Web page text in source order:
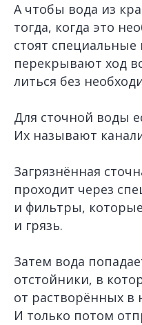
А чтобы вода из
тогда, когда это
стоят
перекрывают ход
литься без
Для сточной воды
Их называют
Загрязнённая
проходит через
и фильтры,
и грязь.
Затем вода
отстойники, в
от растворённых в
И только потом